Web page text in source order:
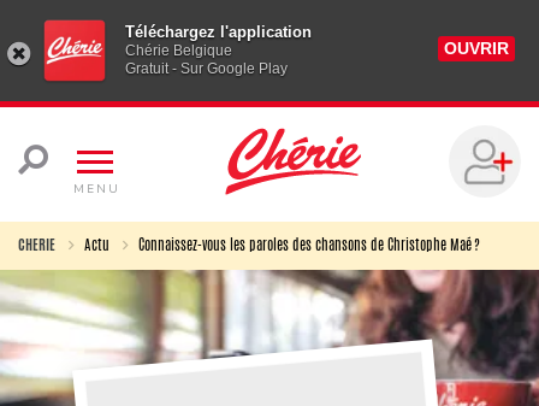
Téléchargez l'application
Chérie Belgique
Gratuit - Sur Google Play
OUVRIR
MENU
CHERIE Actu Connaissez-vous les paroles des chansons de Christophe Maé ?